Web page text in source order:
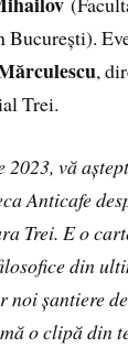
București).
,
Trei.
vă
Anticafe
Trei. E o
din
noi șantiere
o clipă din